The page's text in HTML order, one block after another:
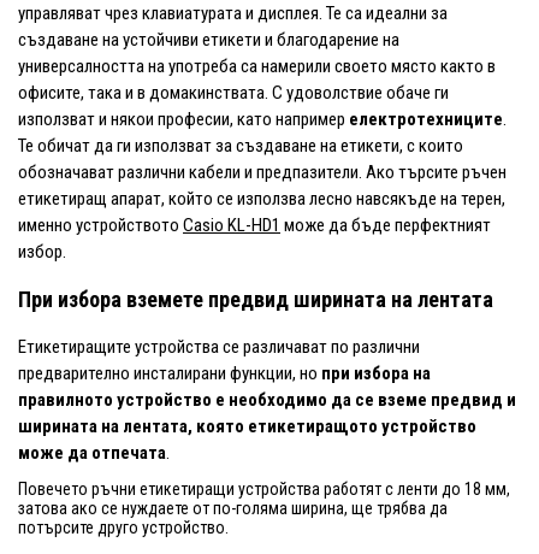
управляват чрез клавиатурата и дисплея. Те са идеални за
създаване на устойчиви етикети и благодарение на
универсалността на употреба са намерили своето място както в
офисите, така и в домакинствата. С удоволствие обаче ги
използват и някои професии, като например електротехниците.
Те обичат да ги използват за създаване на етикети, с които
обозначават различни кабели и предпазители. Ако търсите ръчен
етикетиращ апарат, който се използва лесно навсякъде на терен,
именно устройството Casio KL-HD1 може да бъде перфектният
избор.
При избора вземете предвид ширината на лентата
Етикетиращите устройства се различават по различни
предварително инсталирани функции, но при избора на
правилното устройство е необходимо да се вземе предвид и
ширината на лентата, която етикетиращото устройство
може да отпечата.
Повечето ръчни етикетиращи устройства работят с ленти до 18 мм,
затова ако се нуждаете от по-голяма ширина, ще трябва да
потърсите друго устройство.